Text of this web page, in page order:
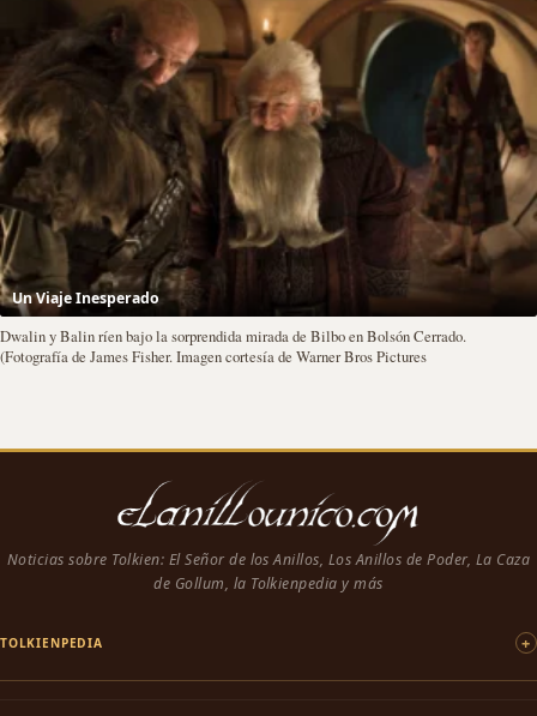
Un Viaje Inesperado
Dwalin y Balin ríen bajo la sorprendida mirada de Bilbo en Bolsón Cerrado.
(Fotografía de James Fisher. Imagen cortesía de Warner Bros Pictures
Noticias sobre Tolkien: El Señor de los Anillos, Los Anillos de Poder, La Caza
de Gollum, la Tolkienpedia y más
TOLKIENPEDIA